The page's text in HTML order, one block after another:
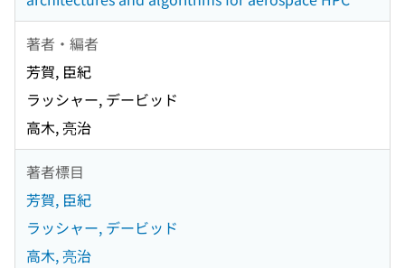
著者・編者
芳賀, 臣紀
ラッシャー, デービッド
高木, 亮治
著者標目
芳賀, 臣紀
ラッシャー, デービッド
高木, 亮治